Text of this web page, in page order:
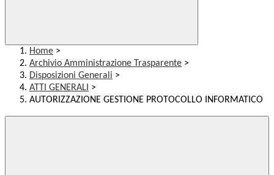
Home >
Archivio Amministrazione Trasparente >
Disposizioni Generali >
ATTI GENERALI >
AUTORIZZAZIONE GESTIONE PROTOCOLLO INFORMATICO